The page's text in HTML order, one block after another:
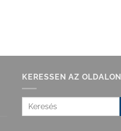
KERESSEN AZ OLDALON